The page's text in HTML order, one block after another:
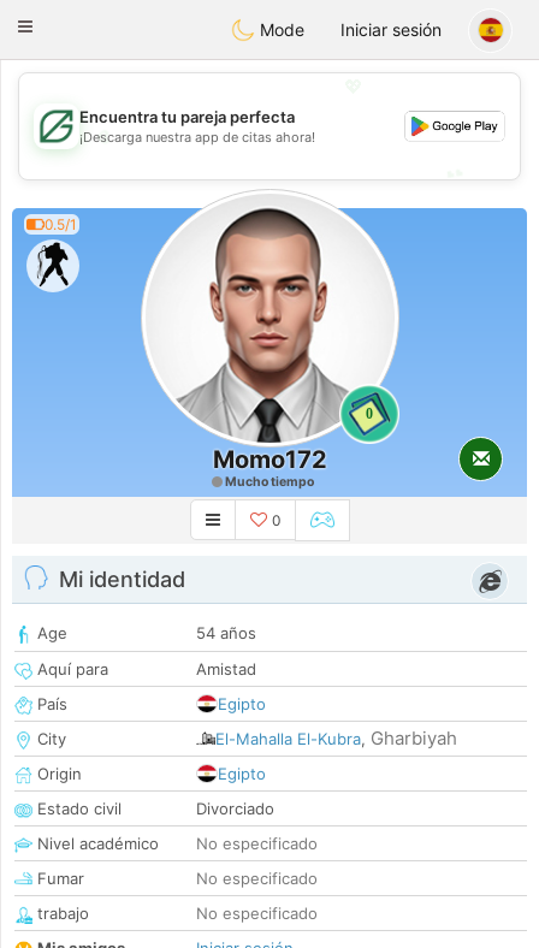
GulfDating
Toggle
Mode Iniciar sesión
💖
💕
Encuentra tu pareja perfecta
¡Descarga nuestra app de citas ahora!
0.5/1
0
Momo172
Mucho tiempo
0
Mi identidad
Age
54 años
Aquí para
Amistad
País
Egipto
City
El-Mahalla El-Kubra, Gharbiyah
Origin
Egipto
Estado civil
Divorciado
Nivel académico
No especificado
Fumar
No especificado
trabajo
No especificado